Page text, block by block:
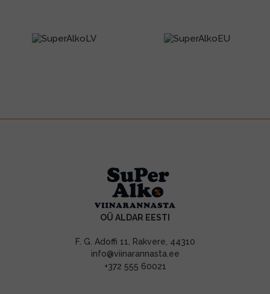
OÜ ALDAR EESTI
F. G. Adoffi 11, Rakvere, 44310
info@viinarannasta.ee
+372 555 60021